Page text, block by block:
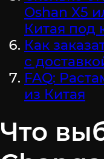
Oshan X5
Китая под
Как
с
FAQ:
из Китая
Что